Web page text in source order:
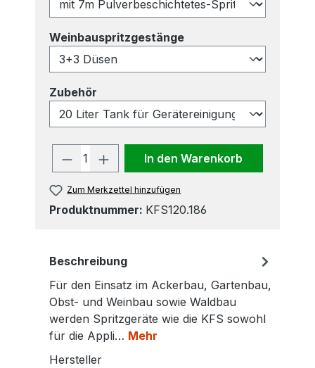
Weinbauspritzgestängeauswählen
Zubehör
Produkt Anzahl: Gib den
In den Warenkorb
Zum Merkzettel hinzufügen
Produktnummer: KFS120.186
Beschreibung
Für den Einsatz im Ackerbau, Gartenbau,
Obst- und Weinbau sowie Waldbau
werden Spritzgeräte wie die KFS sowohl
für die Appli… Mehr
Hersteller